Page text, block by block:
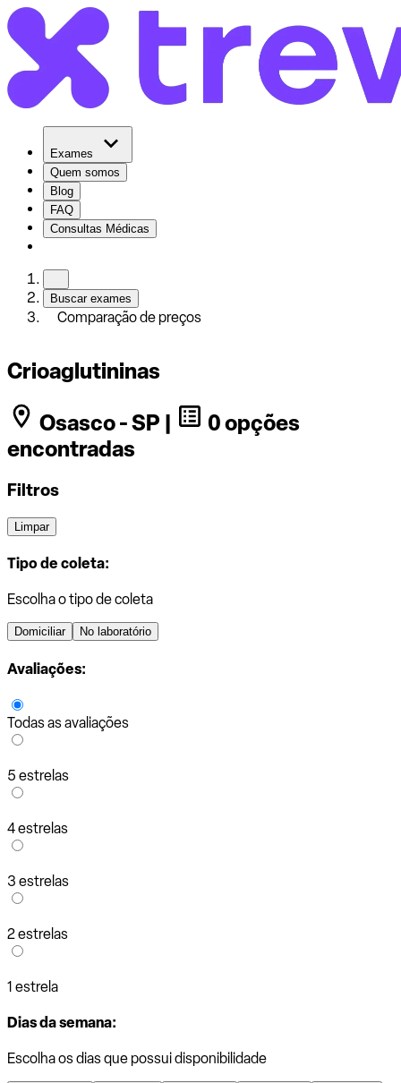
Exames
Quem somos
Blog
FAQ
Consultas Médicas
Buscar exames
Comparação de preços
Crioaglutininas
Osasco - SP |
0 opções
encontradas
Filtros
Limpar
Tipo de coleta:
Escolha o tipo de coleta
Domiciliar No laboratório
Avaliações:
Todas as avaliações
5 estrelas
4 estrelas
3 estrelas
2 estrelas
1 estrela
Dias da semana:
Escolha os dias que possui disponibilidade